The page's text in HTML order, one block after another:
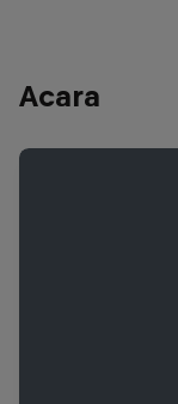
Acara